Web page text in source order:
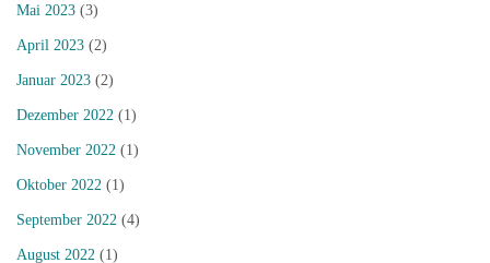
Mai 2023 (3)
April 2023 (2)
Januar 2023 (2)
Dezember 2022 (1)
November 2022 (1)
Oktober 2022 (1)
September 2022 (4)
August 2022 (1)